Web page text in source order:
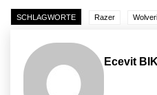
SCHLAGWORTE Razer
Ecevit